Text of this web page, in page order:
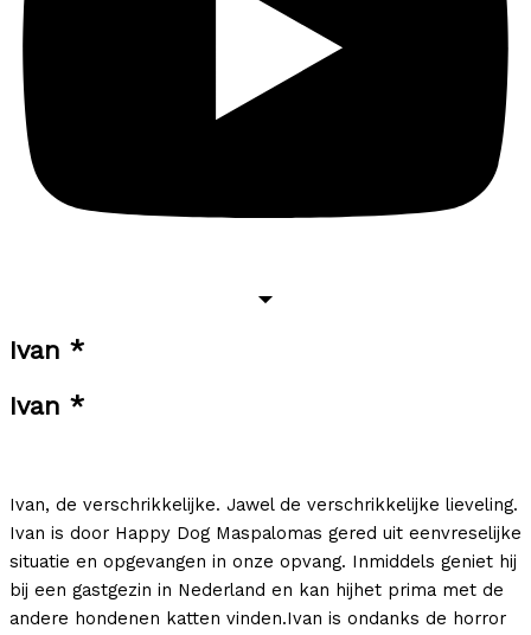
Ivan *
Ivan *
Ivan, de verschrikkelijke. Jawel de verschrikkelijke lieveling.
Ivan is door Happy Dog Maspalomas gered uit eenvreselijke
situatie en opgevangen in onze opvang. Inmiddels geniet hij
bij een gastgezin in Nederland en kan hijhet prima met de
andere hondenen katten vinden.Ivan is ondanks de horror